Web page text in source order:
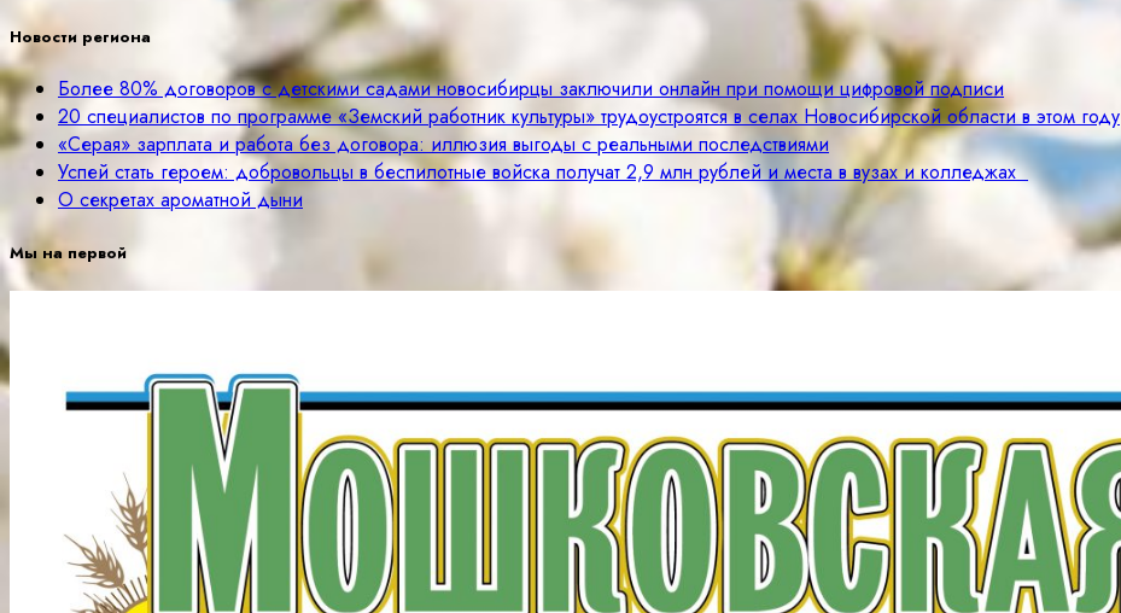
Новости региона
Более 80% договоров с детскими садами новосибирцы заключили онлайн при помощи цифровой подписи
20 специалистов по программе «Земский работник культуры» трудоустроятся в селах Новосибирской области в этом году
«Серая» зарплата и работа без договора: иллюзия выгоды с реальными последствиями
Успей стать героем: добровольцы в беспилотные войска получат 2,9 млн рублей и места в вузах и колледжах
О секретах ароматной дыни
Мы на первой